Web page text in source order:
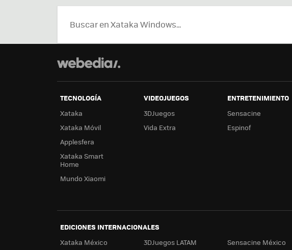
TECNOLOGÍA
Xataka
Xataka Móvil
Applesfera
Xataka Smart
Home
Mundo Xiaomi
VIDEOJUEGOS
3DJuegos
Vida Extra
ENTRETENIMIENTO
Sensacine
Espinof
EDICIONES INTERNACIONALES
Xataka México
3DJuegos LATAM Sensacine México